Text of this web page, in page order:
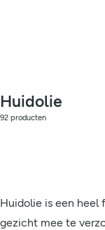
Huidolie
92 producten
Huidolie is een heel
gezicht mee te